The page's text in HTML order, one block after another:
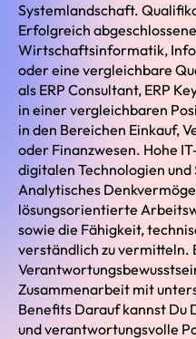
Systemlandschaft.
Erfolgreich
Wirtschaftsinformatik,
oder eine vergleichbare
als ERP Consultant, ERP
in einer vergleichbaren
in den Bereichen Einkauf,
oder Finanzwesen. Hohe
digitalen Technologien und
Analytisches
lösungsorientierte
sowie die Fähigkeit,
verständlich zu vermitteln.
Zusammenarbeit mit
Benefits Darauf kannst Du
und verantwortungsvolle